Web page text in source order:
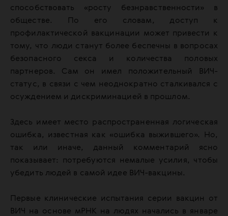
способствовать «росту безнравственности» в
обществе. По его словам, доступ к
профилактической вакцинации может привести к
тому, что люди станут более беспечны в вопросах
безопасного секса и количества половых
партнеров. Сам он имел положительный ВИЧ-
статус, в связи с чем неоднократно сталкивался с
осуждением и дискриминацией в прошлом.
Здесь имеет место распространенная логическая
ошибка, известная как «ошибка выжившего». Но,
так или иначе, данный комментарий ясно
показывает: потребуются немалые усилия, чтобы
убедить людей в самой идее ВИЧ-вакцины.
Первые клинические испытания серии вакцин от
ВИЧ на основе мРНК на людях начались в январе